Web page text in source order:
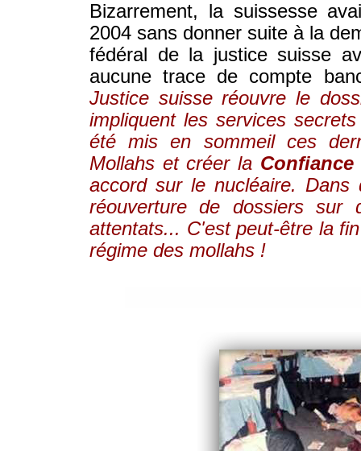
Bizarrement, la suissesse
2004 sans donner suite à la
fédéral de la justice suisse
aucune trace de compte
Justice suisse réouvre le
impliquent les services
été mis en sommeil ces
Mollahs et créer la Confiance
accord sur le nucléaire.
réouverture de dossiers sur
attentats... C'est peut-être la
régime des mollahs !